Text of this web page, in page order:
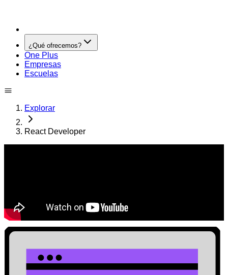
¿Qué ofrecemos?
One Plus
Empresas
Escuelas
Explorar
React Developer